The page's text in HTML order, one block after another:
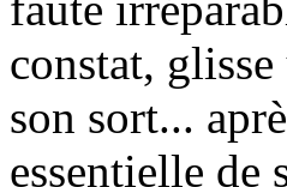
constat,
son sort...
essentielle